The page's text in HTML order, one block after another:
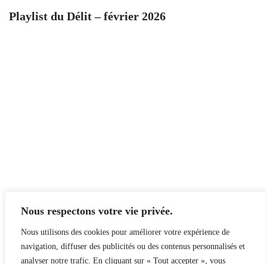
Nous respectons votre vie privée.
Nous utilisons des cookies pour améliorer votre expérience de
navigation, diffuser des publicités ou des contenus personnalisés et
analyser notre trafic. En cliquant sur « Tout accepter », vous
Playlist du Délit – février 2026